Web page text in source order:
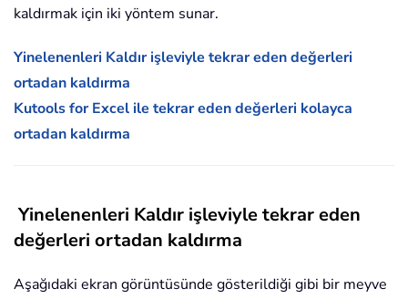
kaldırmak için iki yöntem sunar.
Yinelenenleri Kaldır işleviyle tekrar eden değerleri
ortadan kaldırma
Kutools for Excel ile tekrar eden değerleri kolayca
ortadan kaldırma
Yinelenenleri Kaldır işleviyle tekrar eden
değerleri ortadan kaldırma
Aşağıdaki ekran görüntüsünde gösterildiği gibi bir meyve